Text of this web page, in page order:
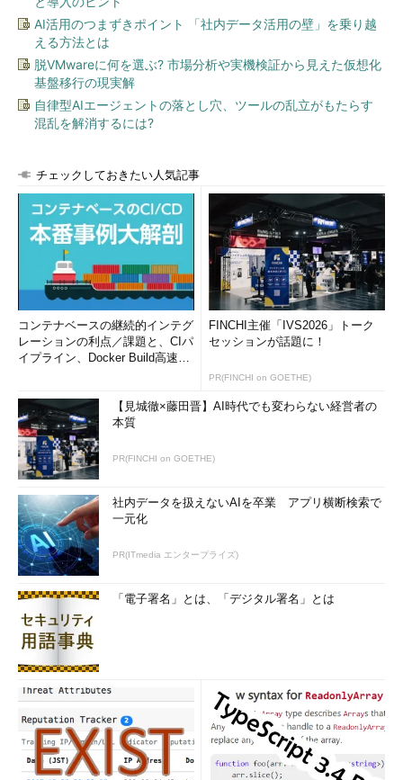
AI活用のつまずきポイント 「社内データ活用の壁」を乗り越
える方法とは
脱VMwareに何を選ぶ? 市場分析や実機検証から見えた仮想化
基盤移行の現実解
自律型AIエージェントの落とし穴、ツールの乱立がもたらす
混乱を解消するには?
チェックしておきたい人気記事
コンテナベースの継続的インテグ
レーションの利点／課題と、CIパ
イプライン、Docker Build高速化
FINCHI主催「IVS2026」トーク
セッションが話題に！
PR(FINCHI on GOETHE)
【見城徹×藤田晋】AI時代でも変わらない経営者の
本質
PR(FINCHI on GOETHE)
社内データを扱えないAIを卒業 アプリ横断検索で
一元化
PR(ITmedia エンタープライズ)
「電子署名」とは、「デジタル署名」とは